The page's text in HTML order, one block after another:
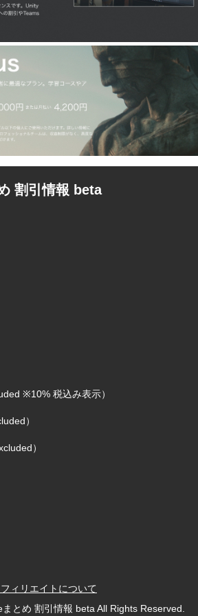
割引情報 beta
※10% 税込み表示）
）
）
ィリエイトについて
とめ 割引情報 beta All Rights Reserved.